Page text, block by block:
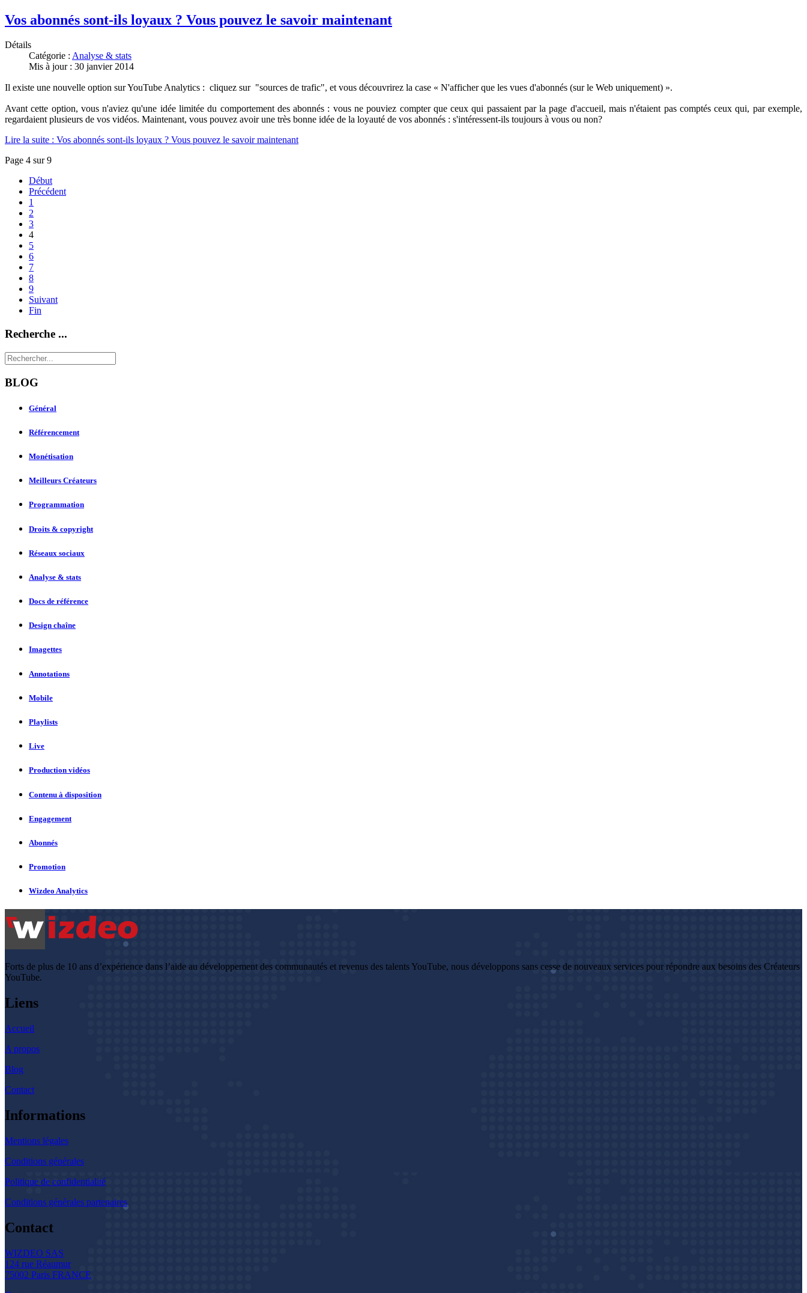
Vos abonnés sont-ils loyaux ? Vous pouvez le savoir maintenant
Détails
Catégorie : Analyse & stats
Mis à jour : 30 janvier 2014
Il existe une nouvelle option sur YouTube Analytics : cliquez sur "sources de trafic", et vous découvrirez la case « N'afficher que les vues d'abonnés (sur le Web uniquement) ».
Avant cette option, vous n'aviez qu'une idée limitée du comportement des abonnés : vous ne pouviez compter que ceux qui passaient par la page d'accueil, mais n'étaient pas comptés ceux qui, par exemple,
regardaient plusieurs de vos vidéos. Maintenant, vous pouvez avoir une très bonne idée de la loyauté de vos abonnés : s'intéressent-ils toujours à vous ou non?
Lire la suite : Vos abonnés sont-ils loyaux ? Vous pouvez le savoir maintenant
Page 4 sur 9
Début
Précédent
1
2
3
4
5
6
7
8
9
Suivant
Fin
Recherche ...
BLOG
Général
Référencement
Monétisation
Meilleurs Créateurs
Programmation
Droits & copyright
Réseaux sociaux
Analyse & stats
Docs de référence
Design chaîne
Imagettes
Annotations
Mobile
Playlists
Live
Production vidéos
Contenu à disposition
Engagement
Abonnés
Promotion
Wizdeo Analytics
Forts de plus de 10 ans d’expérience dans l’aide au développement des communautés et revenus des talents YouTube, nous développons sans cesse de nouveaux services pour répondre aux besoins des Créateurs
YouTube.
Liens
Accueil
A propos
Blog
Contact
Informations
Mentions légales
Conditions générales
Politique de confidentialité
Conditions générales partenaires
Contact
WIZDEO SAS
124 rue Réaumur
75002 Paris FRANCE